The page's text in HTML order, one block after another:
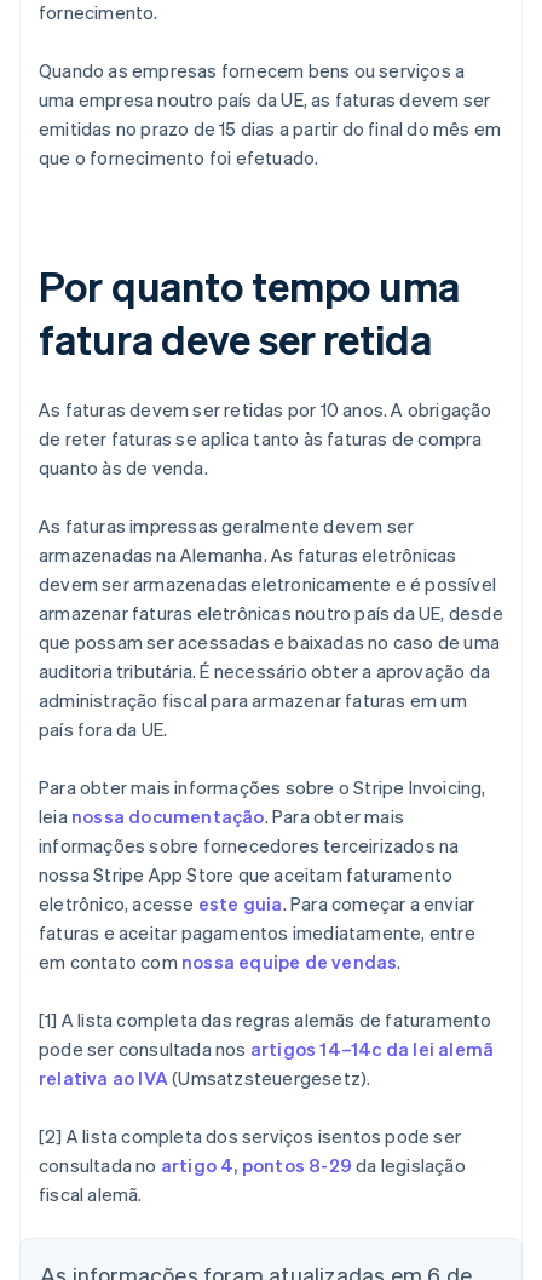
fornecimento.
Quando as empresas fornecem bens ou serviços a
uma empresa noutro país da UE, as faturas devem ser
emitidas no prazo de 15 dias a partir do final do mês em
que o fornecimento foi efetuado.
Por quanto tempo uma
fatura deve ser retida
As faturas devem ser retidas por 10 anos. A obrigação
de reter faturas se aplica tanto às faturas de compra
quanto às de venda.
As faturas impressas geralmente devem ser
armazenadas na Alemanha. As faturas eletrônicas
devem ser armazenadas eletronicamente e é possível
armazenar faturas eletrônicas noutro país da UE, desde
que possam ser acessadas e baixadas no caso de uma
auditoria tributária. É necessário obter a aprovação da
administração fiscal para armazenar faturas em um
país fora da UE.
Para obter mais informações sobre o Stripe Invoicing,
leia nossa documentação. Para obter mais
informações sobre fornecedores terceirizados na
nossa Stripe App Store que aceitam faturamento
eletrônico, acesse este guia. Para começar a enviar
faturas e aceitar pagamentos imediatamente, entre
em contato com nossa equipe de vendas.
[1] A lista completa das regras alemãs de faturamento
pode ser consultada nos artigos 14–14c da lei alemã
relativa ao IVA(Umsatzsteuergesetz).
[2] A lista completa dos serviços isentos pode ser
consultada no artigo 4, pontos 8-29 da legislação
fiscal alemã.
Alemanha
English
Áustria
DeutschEnglish
Bélgica
Nederlands Français Deutsch
Brasil
PortuguêsEnglish
Bulgária
Canadá
Français
China continental
简体中文English
English
Croácia
Dinamarca
English